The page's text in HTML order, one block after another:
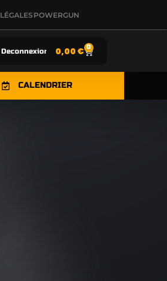
LÉGALES POWERGUN
Deconnexion 0,00 € 0
CALENDRIER